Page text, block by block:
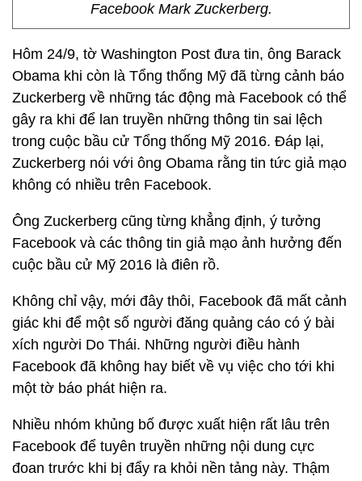
Facebook Mark Zuckerberg.
Hôm 24/9, tờ Washington Post đưa tin, ông Barack
Obama khi còn là Tổng thống Mỹ đã từng cảnh báo
Zuckerberg về những tác động mà Facebook có thể
gây ra khi để lan truyền những thông tin sai lệch
trong cuộc bầu cử Tổng thống Mỹ 2016. Đáp lại,
Zuckerberg nói với ông Obama rằng tin tức giả mạo
không có nhiều trên Facebook.
Ông Zuckerberg cũng từng khẳng định, ý tưởng
Facebook và các thông tin giả mạo ảnh hưởng đến
cuộc bầu cử Mỹ 2016 là điên rồ.
Không chỉ vậy, mới đây thôi, Facebook đã mất cảnh
giác khi để một số người đăng quảng cáo có ý bài
xích người Do Thái. Những người điều hành
Facebook đã không hay biết về vụ việc cho tới khi
một tờ báo phát hiện ra.
Nhiều nhóm khủng bố được xuất hiện rất lâu trên
Facebook để tuyên truyền những nội dung cực
đoan trước khi bị đẩy ra khỏi nền tảng này. Thậm